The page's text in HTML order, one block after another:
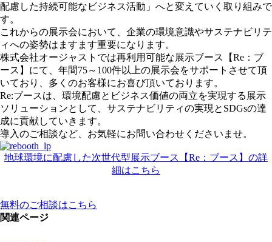
配慮した持続可能なビジネス活動」へと変えていく取り組みで
す。
これからの展示会において、企業の環境意識やサステナビリテ
ィへの姿勢はますます重要になります。
株式会社オージャストでは再利用可能な展示ブース【Re：ブ
ース】にて、年間75～100件以上の展示会をサポートさせて頂
いており、多くのお客様にお喜び頂いております。
Re:ブースは、環境配慮とビジネス価値の両立を実現する展示
ソリューションとして、サステナビリティの実現とSDGsの達
成に貢献していきます。
導入のご相談など、お気軽にお問い合わせくださいませ。
地球環境に配慮した次世代型展示ブース【Re：ブース】の詳
細はこちら
無料のご相談はこちら
関連ページ